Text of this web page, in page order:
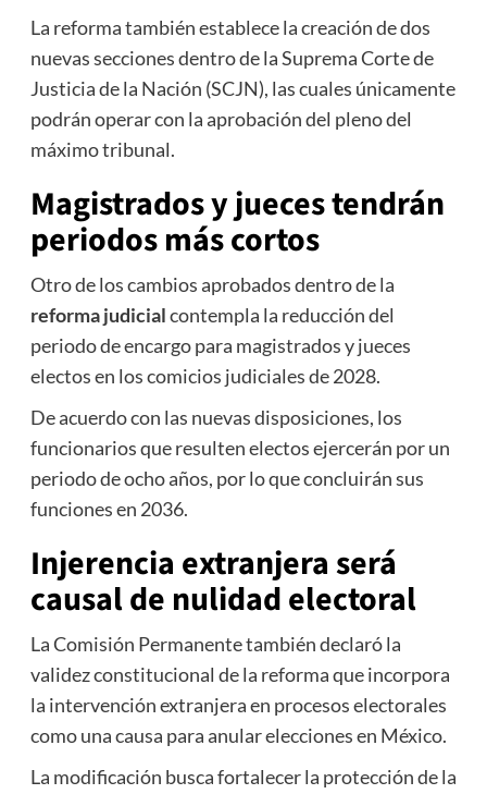
La reforma también establece la creación de dos
nuevas secciones dentro de la Suprema Corte de
Justicia de la Nación (SCJN), las cuales únicamente
podrán operar con la aprobación del pleno del
máximo tribunal.
Magistrados y jueces tendrán
periodos más cortos
Otro de los cambios aprobados dentro de la
reforma judicialcontempla la reducción del
periodo de encargo para magistrados y jueces
electos en los comicios judiciales de 2028.
De acuerdo con las nuevas disposiciones, los
funcionarios que resulten electos ejercerán por un
periodo de ocho años, por lo que concluirán sus
funciones en 2036.
Injerencia extranjera será
causal de nulidad electoral
La Comisión Permanente también declaró la
validez constitucional de la reforma que incorpora
la intervención extranjera en procesos electorales
como una causa para anular elecciones en México.
La modificación busca fortalecer la protección de la